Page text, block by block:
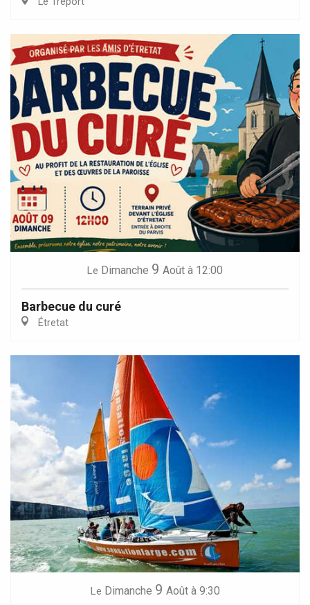
Le Dimanche 9 Août à 12:00
Barbecue du curé
Étretat
Le Dimanche 9 Août à 9:30